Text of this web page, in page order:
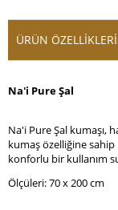
ÜRÜN ÖZELLIKLERI
Na'i Pure Şal
Na'i Pure Şal kumaşı,
kumaş özelliğine sahip
konforlu bir kullanım
Ölçüleri: 70 x 200 cm